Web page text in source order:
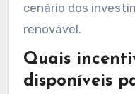
cenário dos
renovável.
Quais
disponíveis